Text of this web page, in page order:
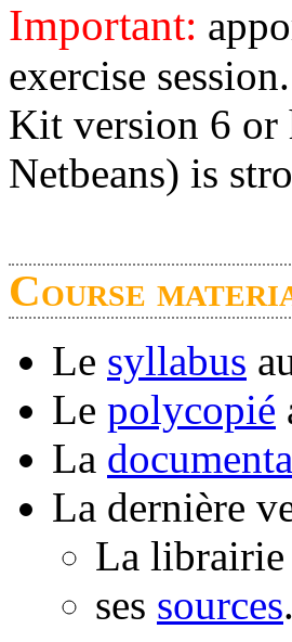
Important:
exercise
Kit version 6 or
Netbeans) is
Course
Le syllabus
Le polycopié
La
La dernière
La
ses sources.